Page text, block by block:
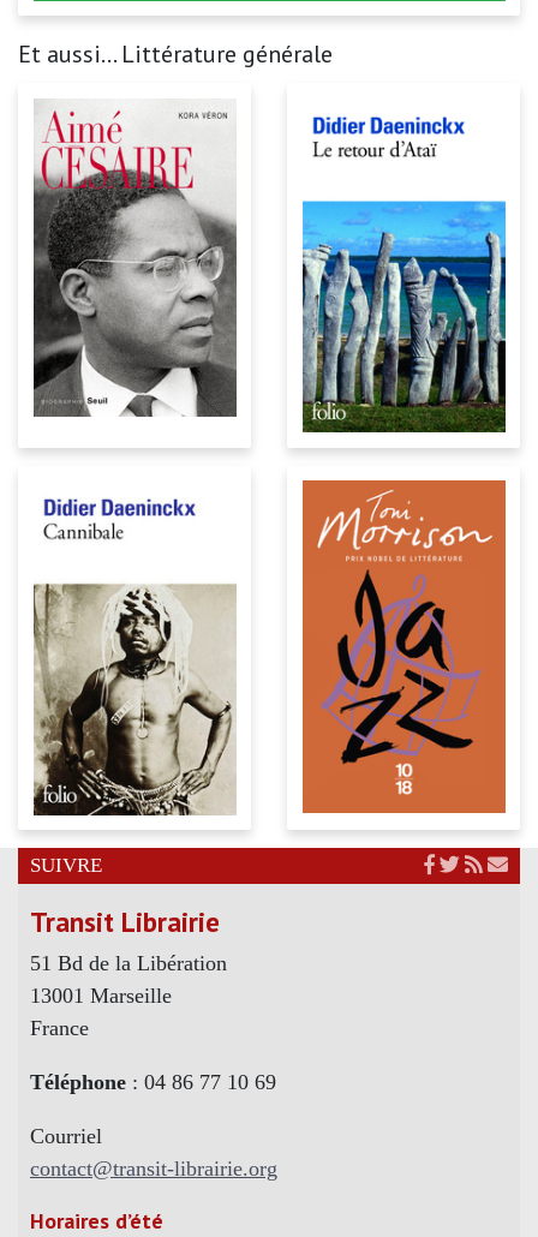
Et aussi... Littérature générale
SUIVRE
Transit Librairie
51 Bd de la Libération
13001 Marseille
France
Téléphone : 04 86 77 10 69
Courriel
contact@transit-librairie.org
Horaires d’été